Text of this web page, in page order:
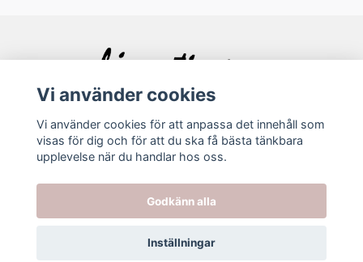
Bolagsinfo
Köpvillkor
Vi använder cookies
Vi använder cookies för att anpassa det innehåll som
visas för dig och för att du ska få bästa tänkbara
upplevelse när du handlar hos oss.
Godkänn alla
Inställningar